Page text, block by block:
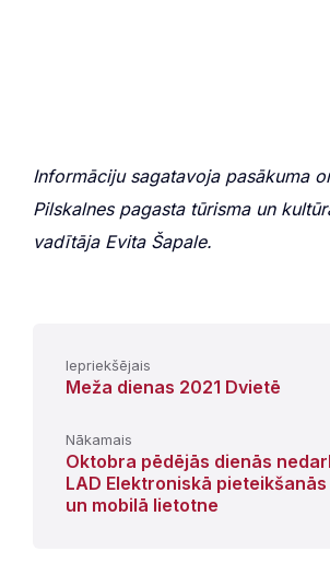
Informāciju sagatavoja pasākuma
Pilskalnes pagasta tūrisma un
vadītāja Evita Šapale.
Iepriekšējais
Meža dienas 2021 Dvietē
Nākamais
Oktobra pēdējās dienās
LAD Elektroniskā
un mobilā lietotne